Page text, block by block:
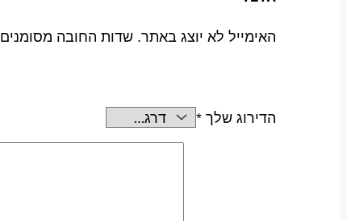
האימייל לא יוצג באתר. שדות החובה מסומנים
הדירוג שלך *